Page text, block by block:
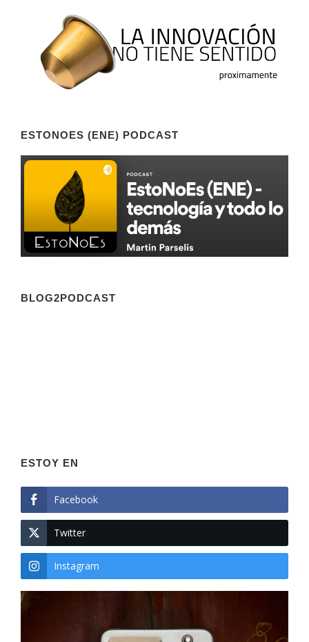
ESTONOES (ENE) PODCAST
BLOG2PODCAST
ESTOY EN
Facebook
Twitter
Instagram